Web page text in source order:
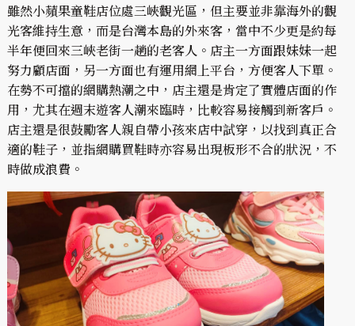
雖然小蘋果童鞋店位處三峽觀光區，但主要並非靠海外的觀
光客維持生意，而是台灣本島的外來客，當中不少更是約每
半年便回來三峽老街一趟的老客人。店主一方面跟妹妹一起
努力顧店面，另一方面也有運用網上平台，方便客人下單。
在勢不可擋的網購熱潮之中，店主還是肯定了實體店面的作
用，尤其在週末遊客人潮來臨時，比較容易接觸到新客戶。
店主還是很鼓勵客人親自帶小孩來店中試穿，以找到真正合
適的鞋子，並指網購買鞋時亦容易出現板形不合的狀況，不
時做成浪費。